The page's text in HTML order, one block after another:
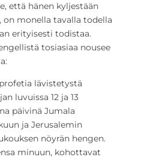
että hänen kyljestään
monella tavalla todella
erityisesti todistaa.
tosiasiaa nousee
lävistetystä
luvuissa 12 ja 13
päivinä Jumala
ja Jerusalemin
nöyrän hengen.
minuun, kohottavat